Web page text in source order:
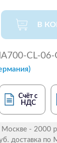
В
CL-06-
Счёт с
НДС
Москве - 2000
доставка по